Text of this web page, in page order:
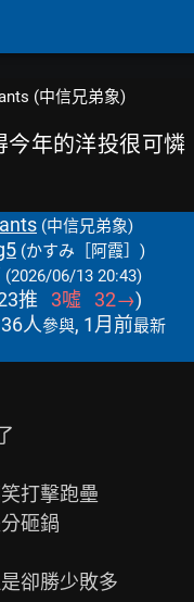
(中信兄弟象)
今年的洋投很可憐
(中信兄弟象)
(かすみ［阿霞］)
(2026/06/13 20:43)
推 3噓 32→)
人參與, 1月前最新
打擊跑壘
砸鍋
卻勝少敗多